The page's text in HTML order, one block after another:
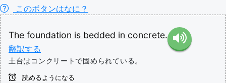
このボタンはなに？
The foundation is bedded in concrete.
翻訳する
土台はコンクリートで固められている。
読めるようになる